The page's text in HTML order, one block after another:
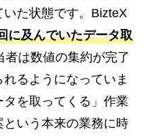
た状態です。BizteX
に及んでいたデータ取
者は数値の集約が完了
るようになっていま
を取ってくる」作業
いう本来の業務に時